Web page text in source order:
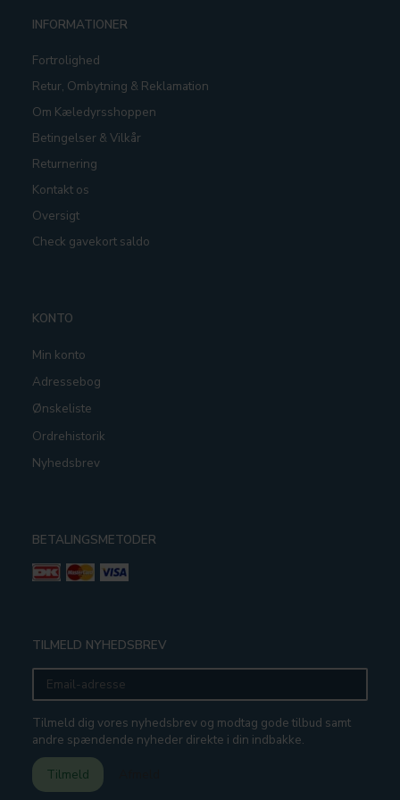
INFORMATIONER
Fortrolighed
Retur, Ombytning & Reklamation
Om Kæledyrsshoppen
Betingelser & Vilkår
Returnering
Kontakt os
Oversigt
Check gavekort saldo
KONTO
Min konto
Adressebog
Ønskeliste
Ordrehistorik
Nyhedsbrev
BETALINGSMETODER
TILMELD NYHEDSBREV
Email-
adresse
Tilmeld dig vores nyhedsbrev og modtag gode tilbud samt
andre spændende nyheder direkte i din indbakke.
Tilmeld